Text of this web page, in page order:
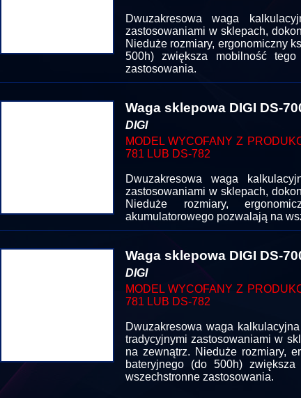
Dwuzakresowa waga
zastosowaniami w sklepach,
Nieduże rozmiary, ergonomiczny
500h) zwiększa mobilność
zastosowania.
Waga sklepowa DIGI DS-
DIGI
MODEL WYCOFANY Z
781 LUB DS-782
Dwuzakresowa waga
zastosowaniami w sklepach,
Nieduże rozmiary,
akumulatorowego pozwalają na
Waga sklepowa DIGI DS-
DIGI
MODEL WYCOFANY Z
781 LUB DS-782
Dwuzakresowa waga kalkulacyjna
tradycyjnymi zastosowaniami w
na zewnątrz. Nieduże rozmiary,
bateryjnego (do 500h)
wszechstronne zastosowania.